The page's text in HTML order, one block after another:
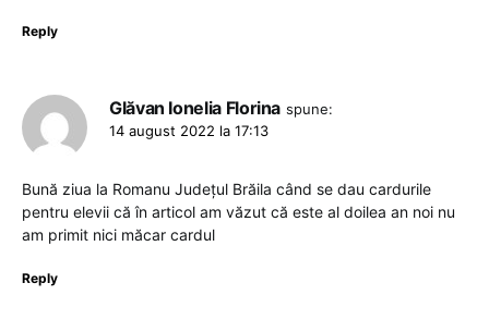
Reply
Glăvan Ionelia Florina spune:
14 august 2022 la 17:13
Bună ziua la Romanu Județul Brăila când se dau cardurile
pentru elevii că în articol am văzut că este al doilea an noi nu
am primit nici măcar cardul
Reply